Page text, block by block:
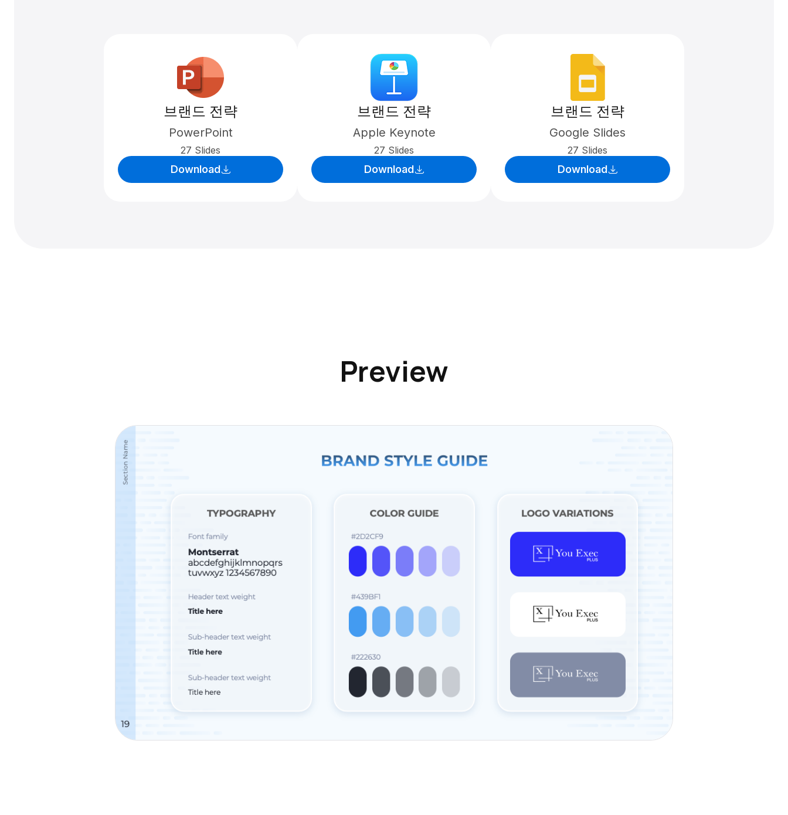
브랜드 전략
PowerPoint
27 Slides
Download
브랜드 전략
Apple Keynote
27 Slides
Download
브랜드 전략
Google Slides
27 Slides
Download
Preview